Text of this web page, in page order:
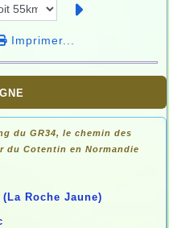
du GR34, le chemin des
du Cotentin en Normandie
Roche Jaune)
Imprimer...